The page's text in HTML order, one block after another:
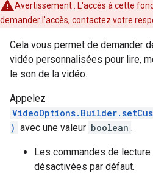
Avertissement : L'accès à cette
demander l'accès, contactez votre
Cela vous permet de demander
vidéo personnalisées pour lire,
le son de la vidéo.
Appelez
) avec une valeur boolean .
Les commandes de
désactivées par défaut.